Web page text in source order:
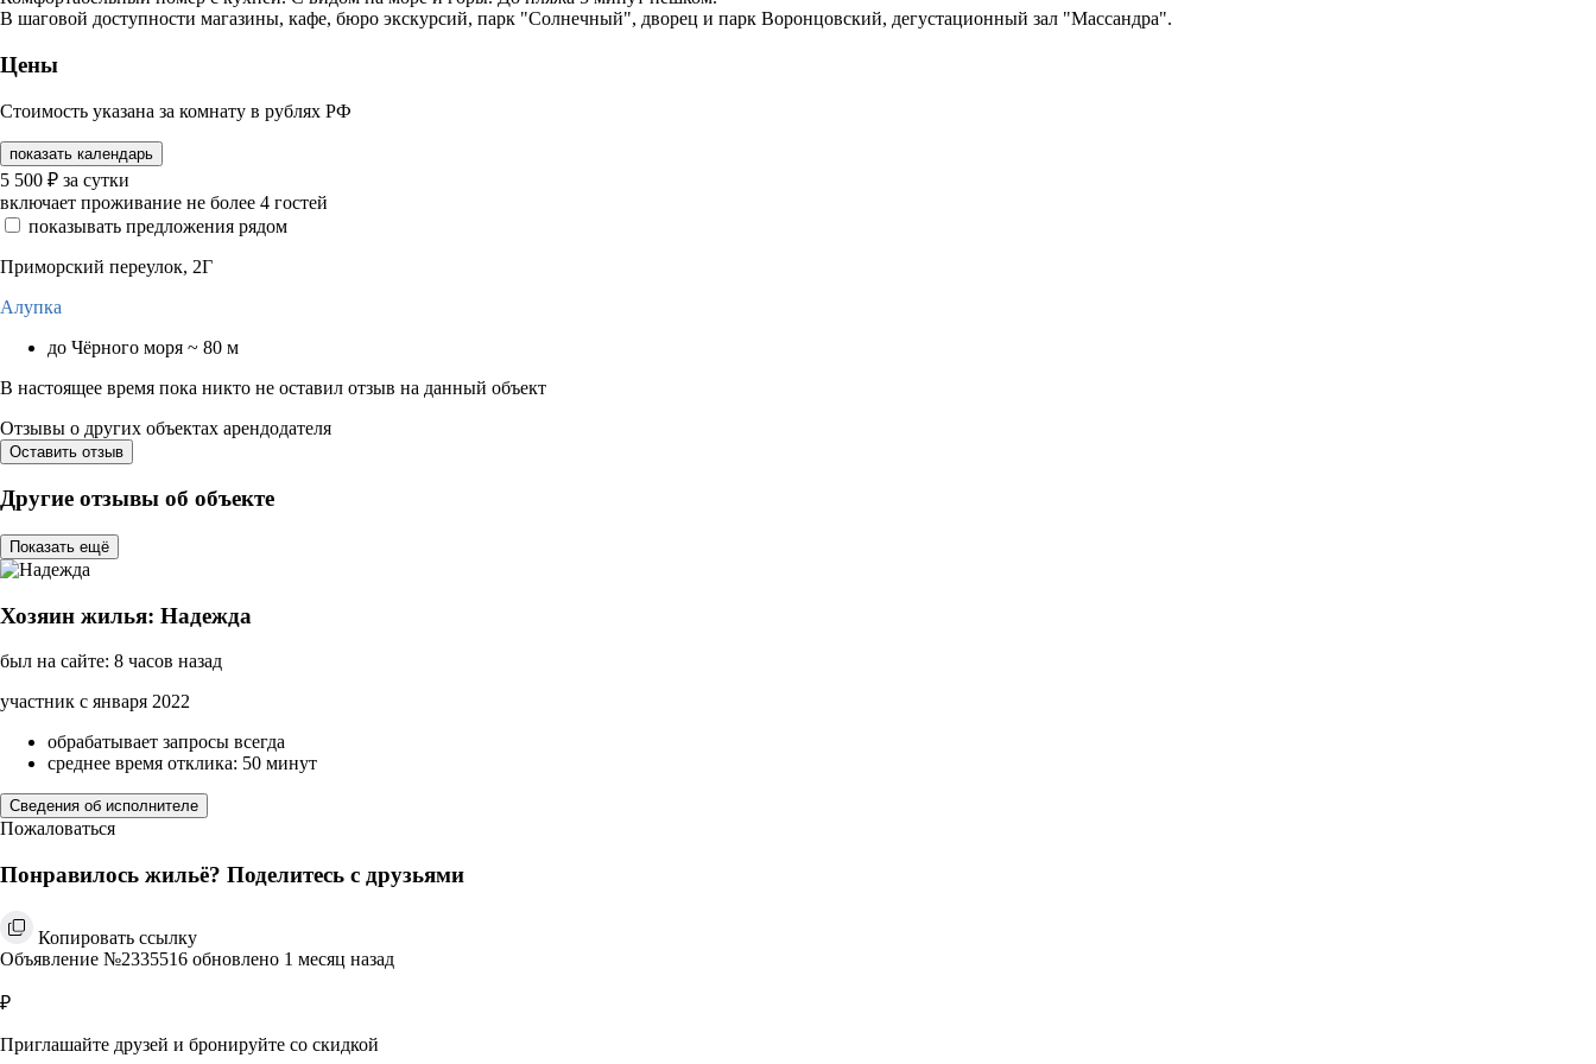
В шаговой доступности магазины, кафе, бюро экскурсий, парк "Солнечный", дворец и парк Воронцовский, дегустационный зал "Массандра".
Цены
Стоимость указана за комнату в рублях РФ
показать календарь
5 500 ₽ за сутки
включает проживание не более 4 гостей
показывать предложения рядом
Приморский переулок, 2Г
Алупка
до Чёрного моря ~ 80 м
В настоящее время пока никто не оставил отзыв на данный объект
Отзывы о других объектах арендодателя
Оставить отзыв
Другие отзывы об объекте
Показать ещё
Хозяин жилья: Надежда
был на сайте: 8 часов назад
участник с января 2022
обрабатывает запросы всегда
среднее время отклика: 50 минут
Сведения об исполнителе
Пожаловаться
Понравилось жильё? Поделитесь с друзьями
Копировать ссылку
Объявление №2335516 обновлено 1 месяц назад
₽
Приглашайте друзей и бронируйте со скидкой